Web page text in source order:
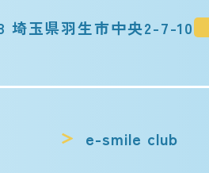
埼玉県羽生市中央2-7-10
e-smile club